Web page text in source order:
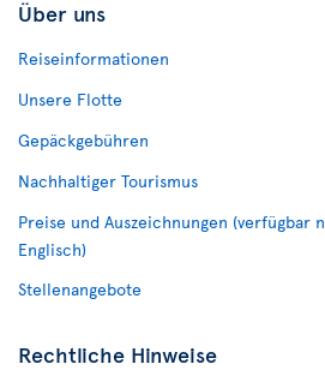
Über uns
Reiseinformationen
Unsere Flotte
Gepäckgebühren
Nachhaltiger Tourismus
Preise und Auszeichnungen (verfügbar
Englisch)
Stellenangebote
Rechtliche Hinweise